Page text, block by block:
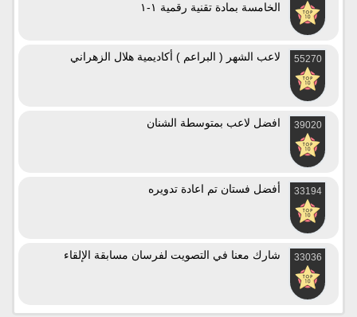
الخامسة بمادة تقنية رقمية ١-١
55270 لاعب الشهر ( البراعم ) أكاديمية هلال الزهراني
39020 افضل لاعب بمتوسطة الشنان
33194 أفضل فستان تم اعادة تدويره
33036 شارك معنا في التصويت لفرسان مسابقة الإلقاء